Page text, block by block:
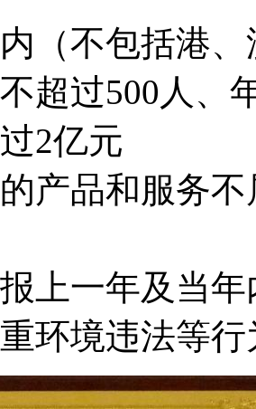
（不包括港
超过500人、
2亿元
产品和服务
上一年及当
环境违法等行